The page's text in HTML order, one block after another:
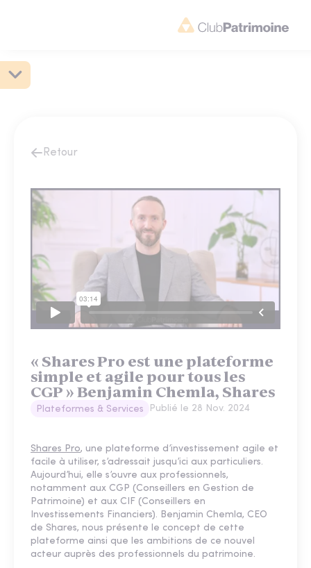
Retour
« Shares Pro est une plateforme
simple et agile pour tous les
CGP » Benjamin Chemla, Shares
Plateformes & Services Publié le 28 Nov. 2024
Shares Pro, une plateforme d’investissement agile et
facile à utiliser, s’adressait jusqu’ici aux particuliers.
Aujourd’hui, elle s’ouvre aux professionnels,
notamment aux CGP (Conseillers en Gestion de
Patrimoine) et aux CIF (Conseillers en
Investissements Financiers). Benjamin Chemla, CEO
de Shares, nous présente le concept de cette
plateforme ainsi que les ambitions de ce nouvel
acteur auprès des professionnels du patrimoine.